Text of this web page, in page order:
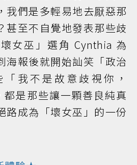
我們是多輕易地去厭惡那
甚至不自覺地發表那些歧
女巫」選角 Cynthia 為
海報後就開始訕笑「政治
我不是故意歧視你，
是那些讓一顆善良純真
路成為「壞女巫」的一份